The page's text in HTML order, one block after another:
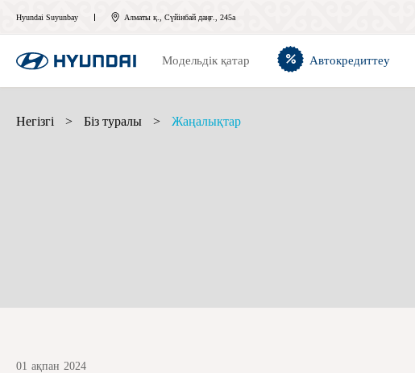
Hyundai Suyunbay Алматы қ., Сүйінбай даңғ., 245а
Модельдік қатар Автокредиттеу
Негізгі > Біз туралы > Жаңалықтар
01 ақпан 2024